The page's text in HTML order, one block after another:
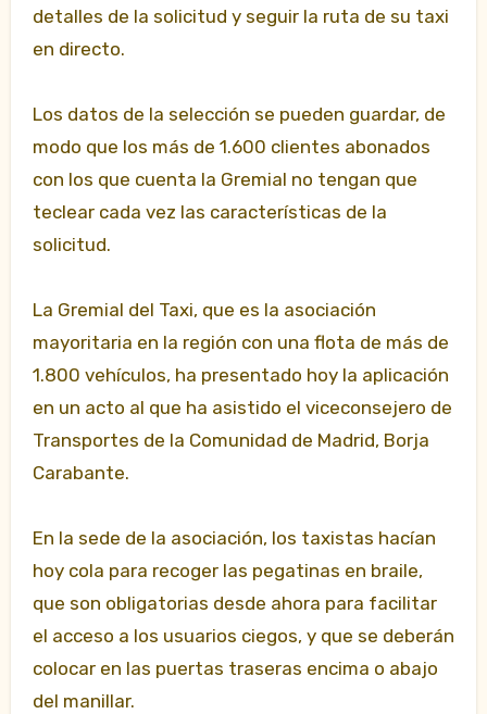
detalles de la solicitud y seguir la ruta de su taxi
en directo.
Los datos de la selección se pueden guardar, de
modo que los más de 1.600 clientes abonados
con los que cuenta la Gremial no tengan que
teclear cada vez las características de la
solicitud.
La Gremial del Taxi, que es la asociación
mayoritaria en la región con una flota de más de
1.800 vehículos, ha presentado hoy la aplicación
en un acto al que ha asistido el viceconsejero de
Transportes de la Comunidad de Madrid, Borja
Carabante.
En la sede de la asociación, los taxistas hacían
hoy cola para recoger las pegatinas en braile,
que son obligatorias desde ahora para facilitar
el acceso a los usuarios ciegos, y que se deberán
colocar en las puertas traseras encima o abajo
del manillar.